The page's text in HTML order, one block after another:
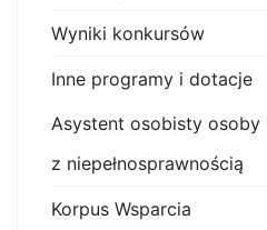
Wyniki konkursów
Inne programy i dotacje
Asystent osobisty osoby
z niepełnosprawnością
Korpus Wsparcia